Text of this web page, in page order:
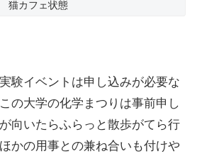
猫カフェ状態
験イベントは申し込みが必要な
の大学の化学まつりは事前申し
向いたらふらっと散歩がてら行
かの用事との兼ね合いも付けや